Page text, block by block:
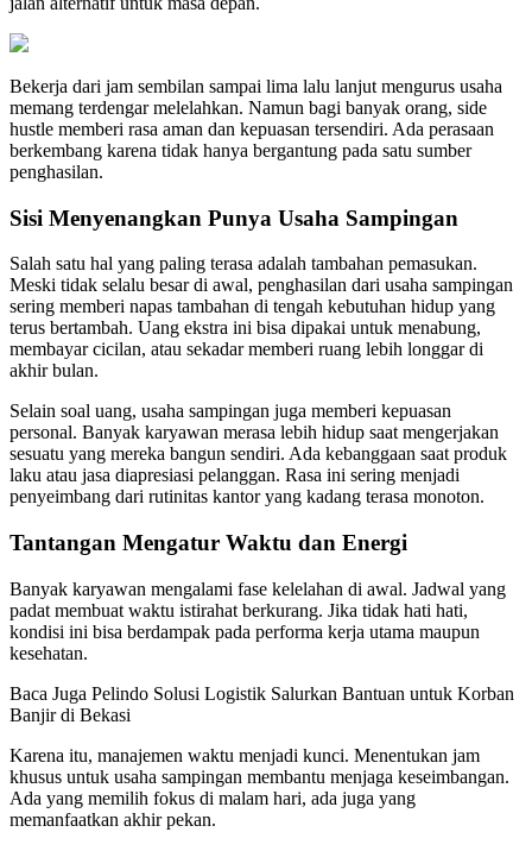
Bekerja dari jam sembilan sampai lima lalu lanjut mengurus usaha
memang terdengar melelahkan. Namun bagi banyak orang, side
hustle memberi rasa aman dan kepuasan tersendiri. Ada perasaan
berkembang karena tidak hanya bergantung pada satu sumber
penghasilan.
Sisi Menyenangkan Punya Usaha Sampingan
Salah satu hal yang paling terasa adalah tambahan pemasukan.
Meski tidak selalu besar di awal, penghasilan dari usaha sampingan
sering memberi napas tambahan di tengah kebutuhan hidup yang
terus bertambah. Uang ekstra ini bisa dipakai untuk menabung,
membayar cicilan, atau sekadar memberi ruang lebih longgar di
akhir bulan.
Selain soal uang, usaha sampingan juga memberi kepuasan
personal. Banyak karyawan merasa lebih hidup saat mengerjakan
sesuatu yang mereka bangun sendiri. Ada kebanggaan saat produk
laku atau jasa diapresiasi pelanggan. Rasa ini sering menjadi
penyeimbang dari rutinitas kantor yang kadang terasa monoton.
Tantangan Mengatur Waktu dan Energi
Banyak karyawan mengalami fase kelelahan di awal. Jadwal yang
padat membuat waktu istirahat berkurang. Jika tidak hati hati,
kondisi ini bisa berdampak pada performa kerja utama maupun
kesehatan.
Baca Juga Pelindo Solusi Logistik Salurkan Bantuan untuk Korban
Banjir di Bekasi
Karena itu, manajemen waktu menjadi kunci. Menentukan jam
khusus untuk usaha sampingan membantu menjaga keseimbangan.
Ada yang memilih fokus di malam hari, ada juga yang
memanfaatkan akhir pekan.